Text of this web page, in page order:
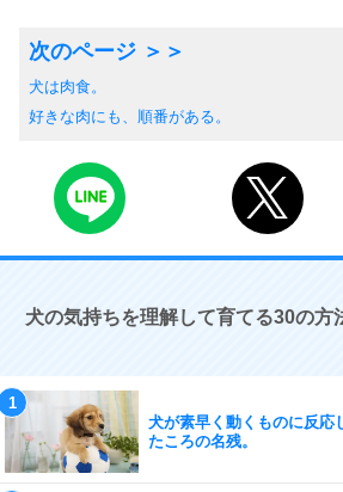
犬は肉食。
好きな肉にも、順番がある。
犬の気持ちを理解して育てる30の方
犬が素早く動くものに反応
たころの名残。